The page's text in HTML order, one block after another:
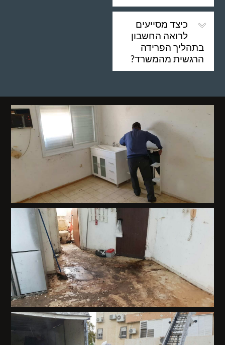
כיצד מסייעים
לרואה החשבון
בתהליך הפרידה
הרגשית מהמשרד?